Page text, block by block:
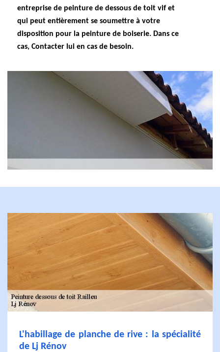
entreprise de peinture de dessous de toit vif et
qui peut entièrement se soumettre à votre
disposition pour la peinture de boiserie. Dans ce
cas, Contacter lui en cas de besoin.
L'habillage de planche de rive : la spécialité
de Lj Rénov